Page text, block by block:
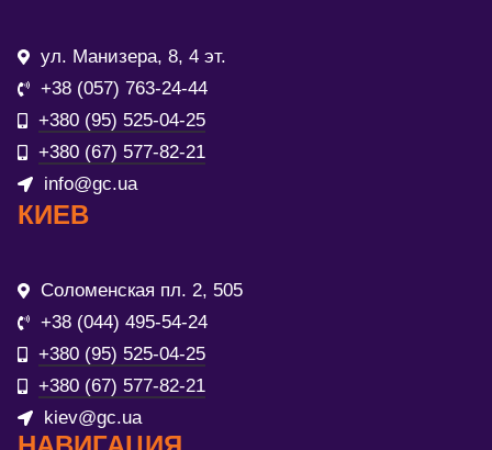
ул. Манизера, 8, 4 эт.
+38 (057) 763-24-44
+380 (95) 525-04-25
+380 (67) 577-82-21
info@gc.ua
КИЕВ
Соломенская пл. 2, 505
+38 (044) 495-54-24
+380 (95) 525-04-25
+380 (67) 577-82-21
kiev@gc.ua